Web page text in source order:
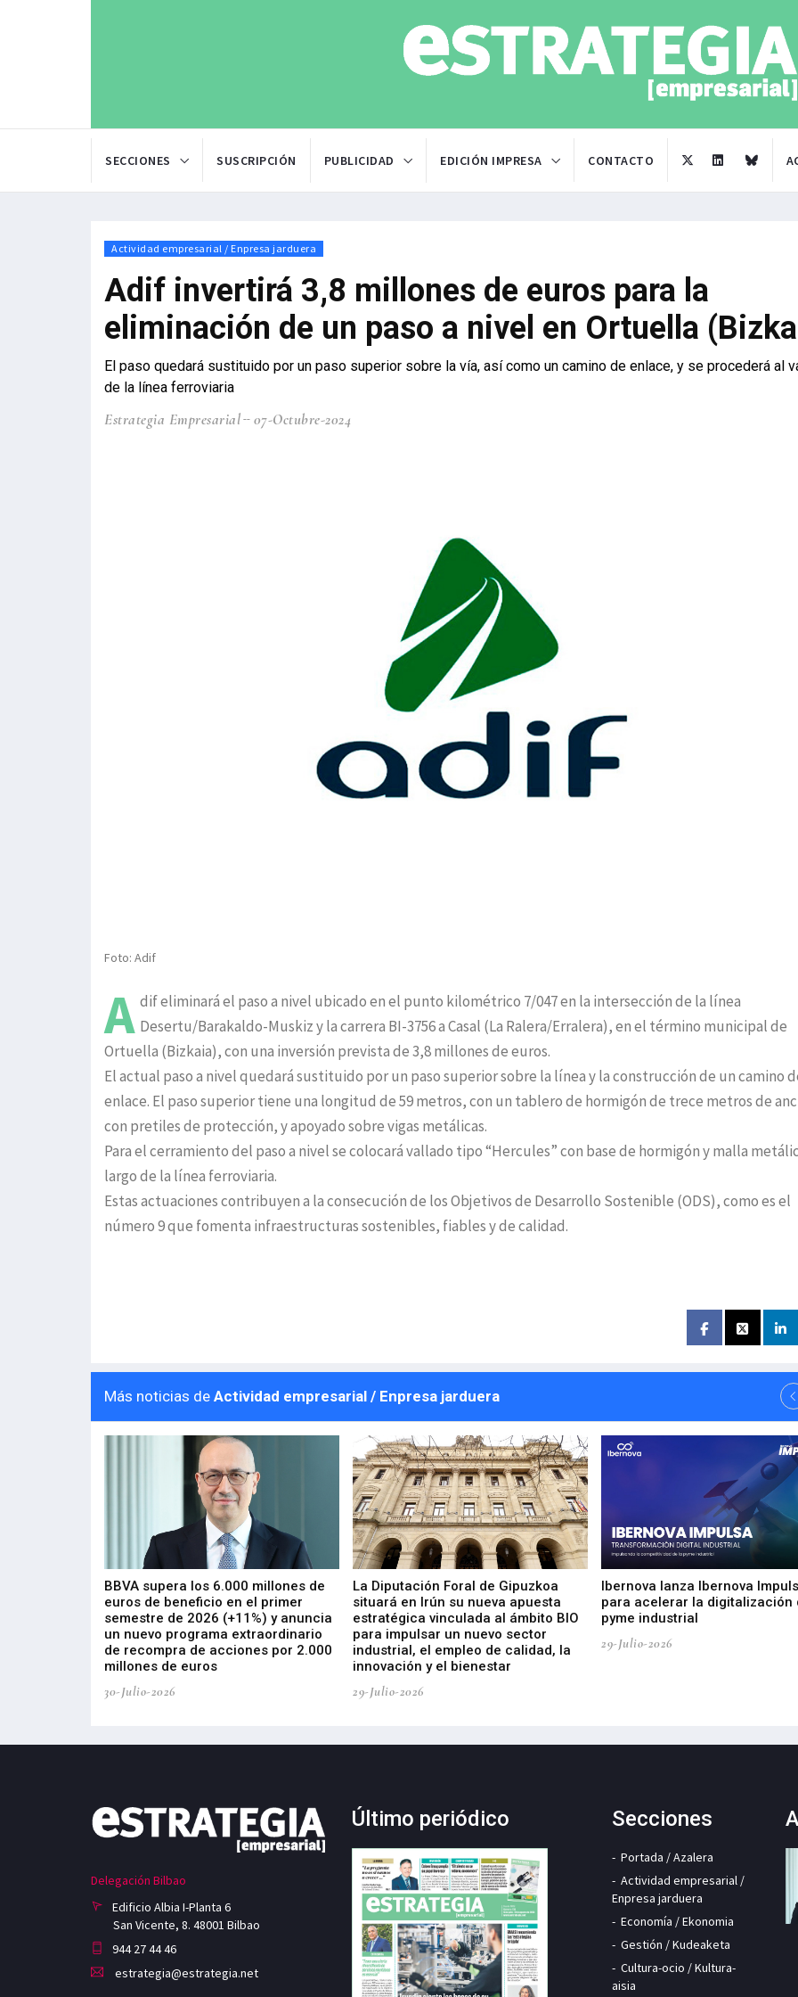
SECCIONES SUSCRIPCIÓN PUBLICIDAD EDICIÓN IMPRESA CONTACTO
Actividad empresarial / Enpresa jarduera
Adif invertirá 3,8 millones de euros para la
eliminación de un paso a nivel en Ortuella
El paso quedará sustituido por un paso superior sobre la vía, así como un camino de enlace, y se procederá al
de la línea ferroviaria
Estrategia Empresarial 07-Octubre-2024
Foto: Adif
A dif eliminará el paso a nivel ubicado en el punto kilométrico 7/047 en la intersección de la línea
Desertu/Barakaldo-Muskiz y la carrera BI-3756 a Casal (La Ralera/Erralera), en el término municipal de
Ortuella (Bizkaia), con una inversión prevista de 3,8 millones de euros.
El actual paso a nivel quedará sustituido por un paso superior sobre la línea y la construcción de un camino
enlace. El paso superior tiene una longitud de 59 metros, con un tablero de hormigón de trece metros de
con pretiles de protección, y apoyado sobre vigas metálicas.
Para el cerramiento del paso a nivel se colocará vallado tipo “Hercules” con base de hormigón y malla
largo de la línea ferroviaria.
Estas actuaciones contribuyen a la consecución de los Objetivos de Desarrollo Sostenible (ODS), como es el
número 9 que fomenta infraestructuras sostenibles, fiables y de calidad.
Más noticias de Actividad empresarial / Enpresa jarduera
BBVA supera los 6.000 millones de
euros de beneficio en el primer
semestre de 2026 (+11%) y anuncia
un nuevo programa extraordinario
de recompra de acciones por 2.000
millones de euros
30-Julio-2026
La Diputación Foral de Gipuzkoa
situará en Irún su nueva apuesta
estratégica vinculada al ámbito BIO
para impulsar un nuevo sector
industrial, el empleo de calidad, la
innovación y el bienestar
29-Julio-2026
Ibernova lanza Ibernova
para acelerar la digitalización
pyme industrial
29-Julio-2026
Delegación Bilbao
Edificio Albia I-Planta 6
San Vicente, 8. 48001 Bilbao
944 27 44 46
estrategia@estrategia.net
Último periódico Secciones
Portada / Azalera
Actividad empresarial /
Enpresa jarduera
Economía / Ekonomia
Gestión / Kudeaketa
Cultura-ocio / Kultura-
aisia